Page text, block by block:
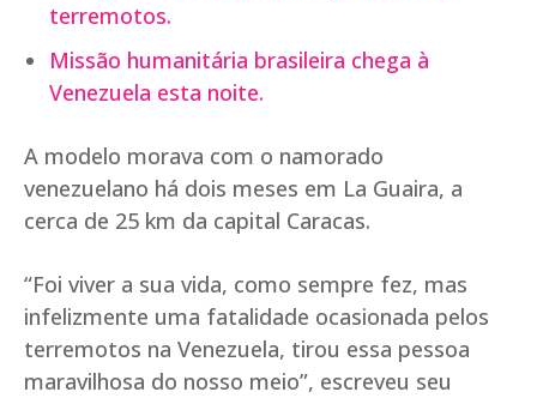
terremotos.
Missão humanitária brasileira chega à
Venezuela esta noite.
A modelo morava com o namorado
venezuelano há dois meses em La Guaira, a
cerca de 25 km da capital Caracas.
“Foi viver a sua vida, como sempre fez, mas
infelizmente uma fatalidade ocasionada pelos
terremotos na Venezuela, tirou essa pessoa
maravilhosa do nosso meio”, escreveu seu